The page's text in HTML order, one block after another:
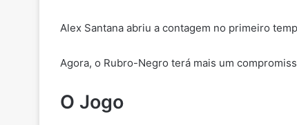
Alex Santana abriu a contagem no primeiro
Agora, o Rubro-Negro terá mais um
O Jogo